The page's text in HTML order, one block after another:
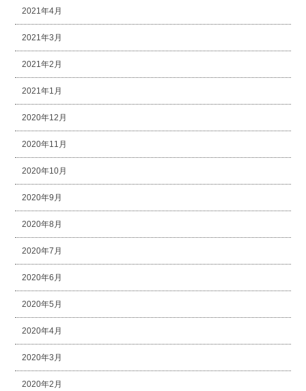
2021年4月
2021年3月
2021年2月
2021年1月
2020年12月
2020年11月
2020年10月
2020年9月
2020年8月
2020年7月
2020年6月
2020年5月
2020年4月
2020年3月
2020年2月